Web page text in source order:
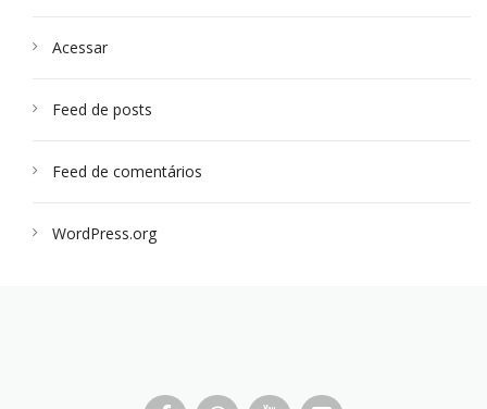
Acessar
Feed de posts
Feed de comentários
WordPress.org